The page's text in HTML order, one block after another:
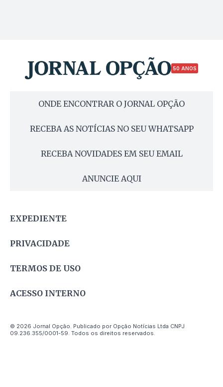
50 ANOS
ONDE ENCONTRAR O JORNAL OPÇÃO
RECEBA AS NOTÍCIAS NO SEU WHATSAPP
RECEBA NOVIDADES EM SEU EMAIL
ANUNCIE AQUI
EXPEDIENTE
PRIVACIDADE
TERMOS DE USO
ACESSO INTERNO
© 2026 Jornal Opção. Publicado por Opção Notícias Ltda CNPJ
09.236.355/0001-59. Todos os direitos reservados.